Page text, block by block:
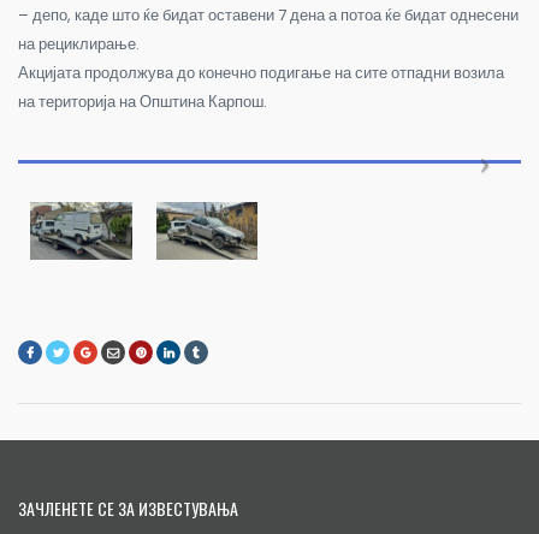
– депо, каде што ќе бидат оставени 7 дена а потоа ќе бидат однесени
на рециклирање.
Акцијата продолжува до конечно подигање на сите отпадни возила
на територија на Општина Карпош.
ЗАЧЛЕНЕТЕ СЕ ЗА ИЗВЕСТУВАЊА